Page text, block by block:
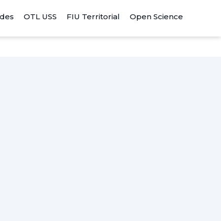
OTL USS FIU Territorial Open Science